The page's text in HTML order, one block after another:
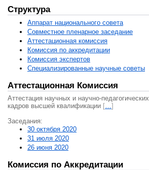
Структура
Аппарат национального совета
Совместное пленарное заседание
Аттестационная комисcия
Комиссия по аккредитации
Комиссия экспертов
Специализированные научные советы
Аттестационная Комиссия
Аттестация научных и научно-педагогических
кадров высшей квалификации […]
Заседания:
30 октября 2020
31 июля 2020
26 июня 2020
Комиссия по Аккредитации